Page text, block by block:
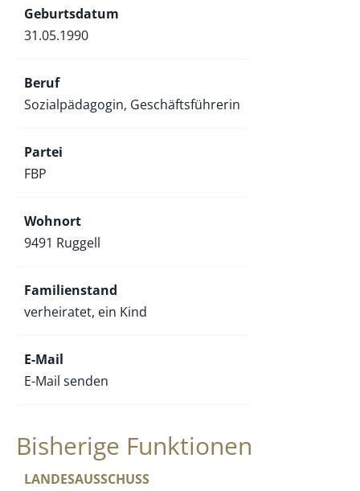
Geburtsdatum
31.05.1990
Beruf
Sozialpädagogin, Geschäftsführerin
Partei
FBP
Wohnort
9491 Ruggell
Familienstand
verheiratet, ein Kind
E-Mail
E-Mail senden
Bisherige Funktionen
LANDESAUSSCHUSS